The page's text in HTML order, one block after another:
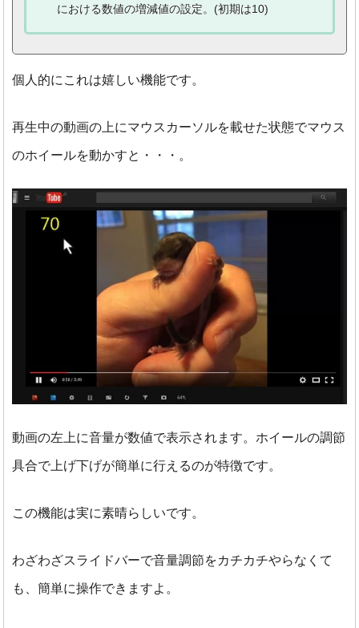
における数値の増減値の設定。(初期は10)
個人的にこれは嬉しい機能です。
再生中の動画の上にマウスカーソルを載せた状態でマウス
のホイールを動かすと・・・。
動画の左上に音量が数値で表示されます。 ホイールの調節
具合で上げ下げが簡単に行えるのが特徴です。
この機能は実に素晴らしいです。
わざわざスライドバーで音量調節をカチカチやらなくて
も、簡単に操作できますよ。